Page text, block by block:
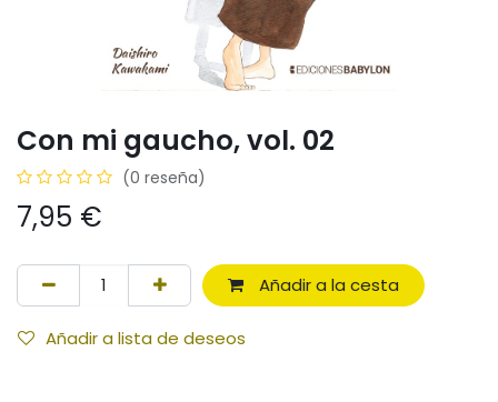
Con mi gaucho, vol. 02
(0 reseña)
7,95 €
Añadir a la cesta
Añadir a lista de deseos